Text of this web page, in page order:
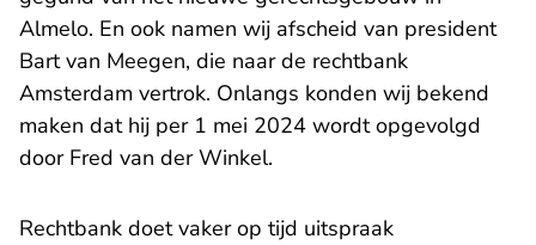
Almelo. En ook namen wij afscheid van president
Bart van Meegen, die naar de rechtbank
Amsterdam vertrok. Onlangs konden wij bekend
maken dat hij per 1 mei 2024 wordt opgevolgd
door Fred van der Winkel.
Rechtbank doet vaker op tijd uitspraak